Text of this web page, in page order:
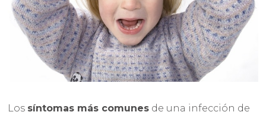
Los síntomas más comunes de una infección de